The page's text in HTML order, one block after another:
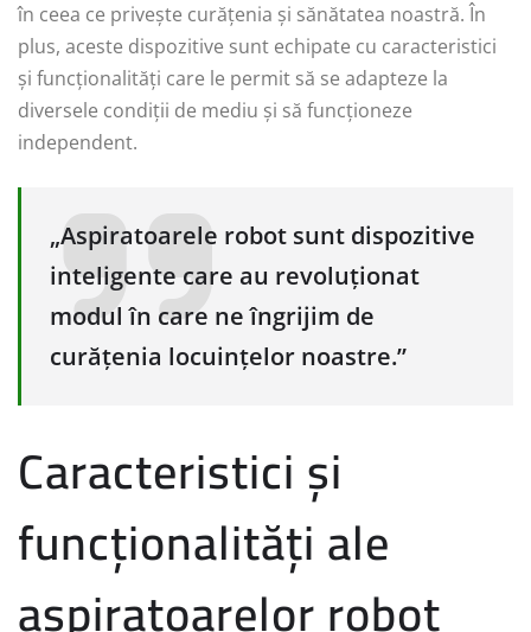
în ceea ce privește curățenia și sănătatea noastră. În
plus, aceste dispozitive sunt echipate cu caracteristici
și funcționalități care le permit să se adapteze la
diversele condiții de mediu și să funcționeze
independent.
„Aspiratoarele robot sunt dispozitive
inteligente care au revoluționat
modul în care ne îngrijim de
curățenia locuințelor noastre.”
Caracteristici și
funcționalități ale
aspiratoarelor robot